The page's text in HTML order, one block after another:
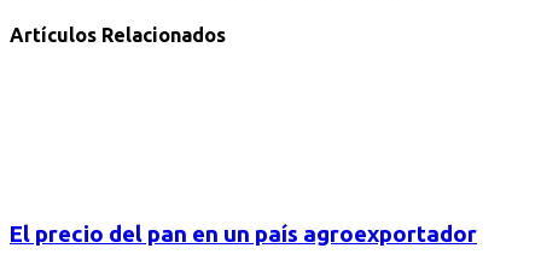
Artículos Relacionados
El precio del pan en un país agroexportador